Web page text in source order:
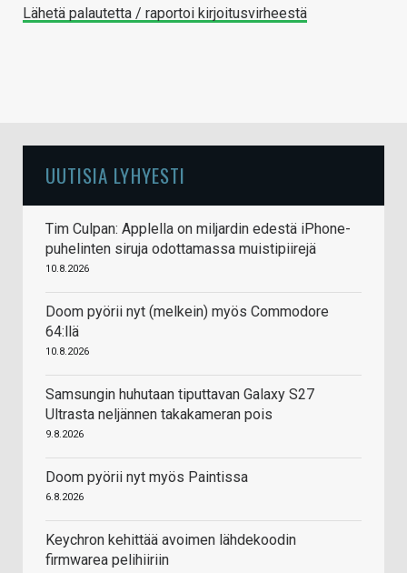
Lähetä palautetta / raportoi kirjoitusvirheestä
UUTISIA LYHYESTI
Tim Culpan: Applella on miljardin edestä iPhone-
puhelinten siruja odottamassa muistipiirejä
10.8.2026
Doom pyörii nyt (melkein) myös Commodore
64:llä
10.8.2026
Samsungin huhutaan tiputtavan Galaxy S27
Ultrasta neljännen takakameran pois
9.8.2026
Doom pyörii nyt myös Paintissa
6.8.2026
Keychron kehittää avoimen lähdekoodin
firmwarea pelihiiriin